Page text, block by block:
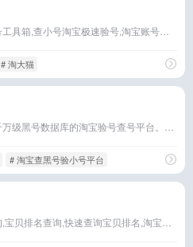
# 淘大猫
# 淘宝查黑号验小号平台